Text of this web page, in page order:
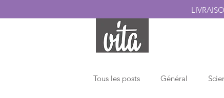
Tous les posts Général